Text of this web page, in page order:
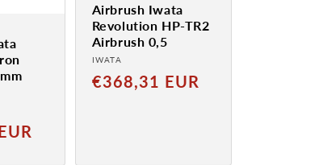
Airbrush Iwata
Revolution HP-TR2
Airbrush 0,5
Anbieter:
IWATA
Normaler
€368,31 EUR